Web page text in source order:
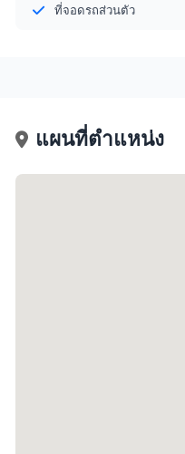
ที่จอดรถส่วนตัว
แผนที่ตำแหน่ง